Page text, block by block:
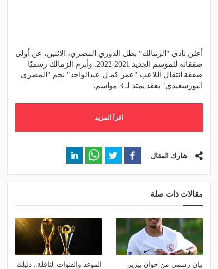
أعلن نادي "الزمالك" بطل الدوري المصري، الاثنين، عن أولى
صفقاته للموسم الجديد 2021-2022. وأبرم الزمالك رسميًا
صفقة انتقال اللاعب "عمر كمال عبدالواحد" نجم "المصري
البورسعيدي" بعقد يمتد لـ 3 مواسم.
اقرأ المزيد
شارك المقال
مقالات ذات صلة
بيان رسمي من خوان بيزيرا
الموعد والقنوات الناقلة.. دليلك